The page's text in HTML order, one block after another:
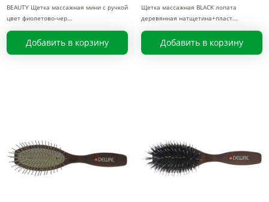
BEAUTY Щетка массажная мини с ручкой
цвет фиолетово-чер
Добавить в корзину
Щетка массажная BLACK лопата
деревянная натщетина+пласт
Добавить в корзину